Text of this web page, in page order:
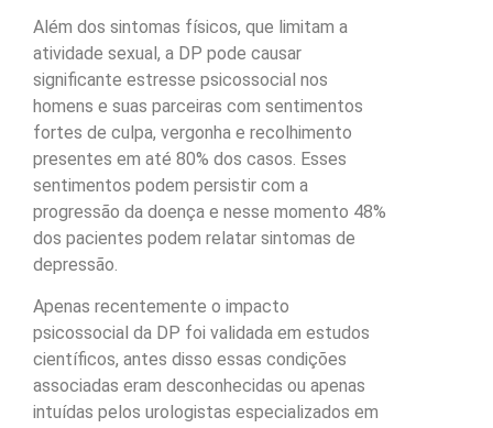
Além dos sintomas físicos, que limitam a
atividade sexual, a DP pode causar
significante estresse psicossocial nos
homens e suas parceiras com sentimentos
fortes de culpa, vergonha e recolhimento
presentes em até 80% dos casos. Esses
sentimentos podem persistir com a
progressão da doença e nesse momento 48%
dos pacientes podem relatar sintomas de
depressão.
Apenas recentemente o impacto
psicossocial da DP foi validada em estudos
científicos, antes disso essas condições
associadas eram desconhecidas ou apenas
intuídas pelos urologistas especializados em